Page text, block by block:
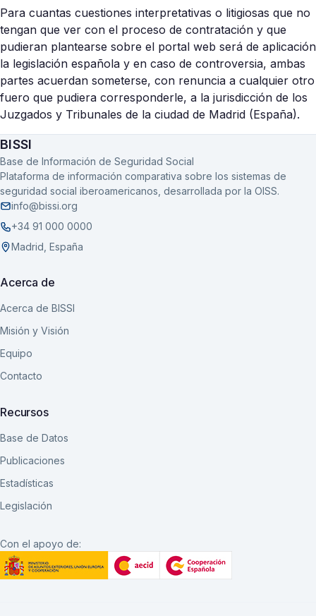
Para cuantas cuestiones interpretativas o litigiosas que no
tengan que ver con el proceso de contratación y que
pudieran plantearse sobre el portal web será de aplicación
la legislación española y en caso de controversia, ambas
partes acuerdan someterse, con renuncia a cualquier otro
fuero que pudiera corresponderle, a la jurisdicción de los
Juzgados y Tribunales de la ciudad de Madrid (España).
BISSI
Base de Información de Seguridad Social
Plataforma de información comparativa sobre los sistemas de
seguridad social iberoamericanos, desarrollada por la OISS.
info@bissi.org
+34 91 000 0000
Madrid, España
Acerca de
Acerca de BISSI
Misión y Visión
Equipo
Contacto
Recursos
Base de Datos
Publicaciones
Estadísticas
Legislación
Con el apoyo de: